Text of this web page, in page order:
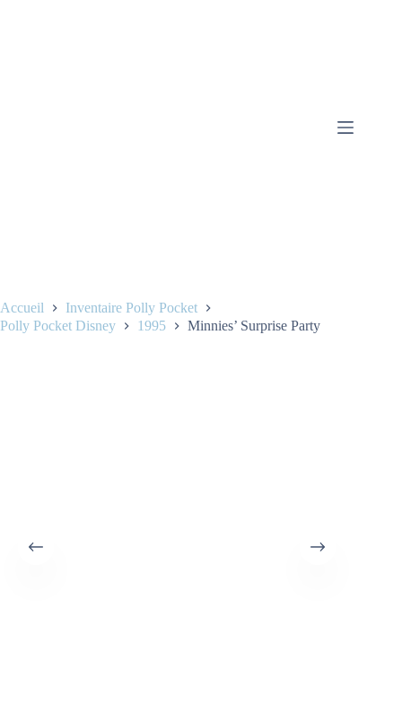
Accueil
Inventaire Polly Pocket
Polly Pocket Disney
1995 Minnies’ Surprise Party